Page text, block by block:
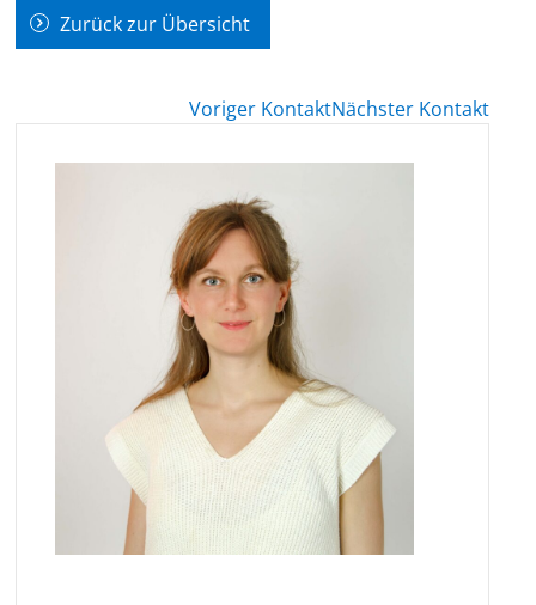
Zurück zur Übersicht
Voriger KontaktNächster Kontakt